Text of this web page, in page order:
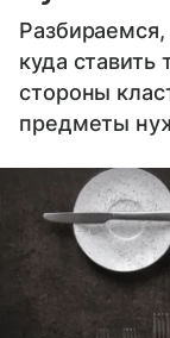
куда ставить
стороны
предметы